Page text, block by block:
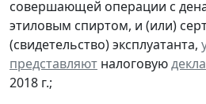
совершающей операции с
этиловым спиртом, и (или)
(свидетельство) эксплуатанта,
представляют налоговую
2018 г.;